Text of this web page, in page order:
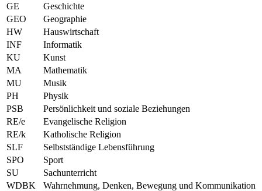
GE
Geschichte
GEO
Geographie
HW
Hauswirtschaft
INF
Informatik
KU
Kunst
MA
Mathematik
MU
Musik
PH
Physik
PSB
Persönlichkeit und soziale Beziehungen
RE/e
Evangelische Religion
RE/k
Katholische Religion
SLF
Selbstständige Lebensführung
SPO
Sport
SU
Sachunterricht
WDBK
Wahrnehmung, Denken, Bewegung und Kommunikation